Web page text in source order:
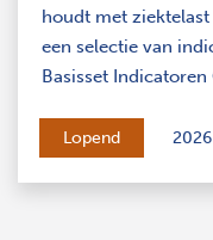
houdt met
een selectie van
Basisset
Lopend 2026